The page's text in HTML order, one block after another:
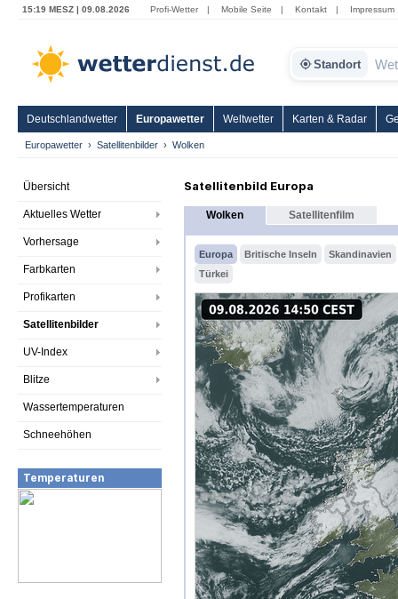
15:19 MESZ | 09.08.2026 Profi-Wetter | Mobile Seite | Kontakt | Impressum
Standort
Deutschlandwetter Europawetter Weltwetter Karten & Radar
Europawetter Satellitenbilder Wolken
Übersicht
Aktuelles Wetter
Vorhersage
Farbkarten
Profikarten
Satellitenbilder
UV-Index
Blitze
Wassertemperaturen
Schneehöhen
Temperaturen
Satellitenbild Europa
Wolken Satellitenfilm
Europa Britische Inseln
Skandinavien
Türkei